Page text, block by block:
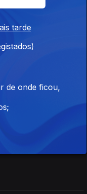
tarde
de onde ficou,